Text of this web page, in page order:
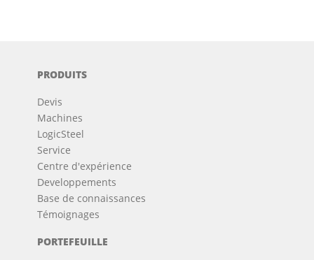
PRODUITS
Devis
Machines
LogicSteel
Service
Centre d'expérience
Developpements
Base de connaissances
Témoignages
PORTEFEUILLE